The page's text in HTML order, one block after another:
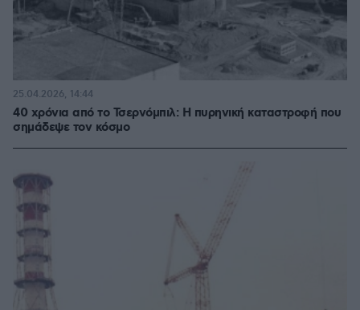
40 χρόνια από το Τσερνόμπιλ: Η πυρηνική καταστροφή που
σημάδεψε τον κόσμο
25.04.2026, 14:44